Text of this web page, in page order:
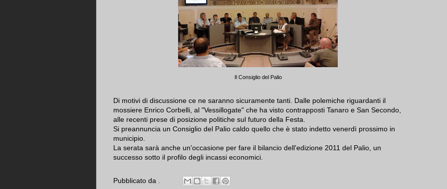
Il Consiglio del Palio
Di motivi di discussione ce ne saranno sicuramente tanti. Dalle polemiche riguardanti il
mossiere Enrico Corbelli, al "Vessillogate" che ha visto contrapposti Tanaro e San Secondo,
alle recenti prese di posizione politiche sul futuro della Festa.
Si preannuncia un Consiglio del Palio caldo quello che è stato indetto venerdì prossimo in
municipio.
La serata sarà anche un'occasione per fare il bilancio dell'edizione 2011 del Palio, un
successo sotto il profilo degli incassi economici.
Pubblicato da